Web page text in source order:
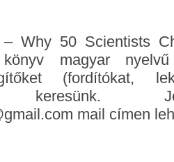
Why 50 Scientists
magyar
(fordítókat,
keresünk.
mail címen